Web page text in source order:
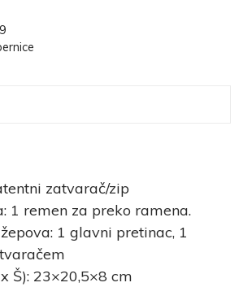
zatvarač/zip
1 remen za preko ramena.
1 glavni pretinac, 1
Š): 23×20,5×8 cm